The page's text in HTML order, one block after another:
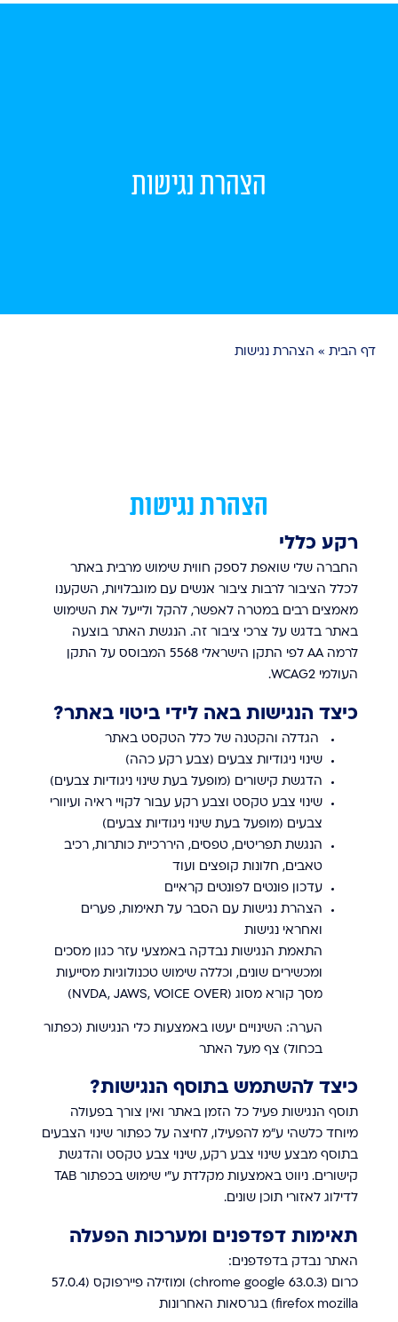
הצהרת נגישות
דף הבית » הצהרת נגישות
הצהרת נגישות
רקע כללי
החברה שלי שואפת לספק חווית שימוש מרבית באתר
לכלל הציבור לרבות ציבור אנשים עם מוגבלויות, השקענו
מאמצים רבים במטרה לאפשר, להקל ולייעל את השימוש
באתר בדגש על צרכי ציבור זה. הנגשת האתר בוצעה
לרמה AA לפי התקן הישראלי 5568 המבוסס על התקן
העולמי WCAG2.
כיצד הנגישות באה לידי ביטוי באתר?
הגדלה והקטנה של כלל הטקסט באתר
שינוי ניגודיות צבעים (צבע רקע כהה)
הדגשת קישורים (מופעל בעת שינוי ניגודיות צבעים)
שינוי צבע טקסט וצבע רקע עבור לקויי ראיה ועיוורי
צבעים (מופעל בעת שינוי ניגודיות צבעים)
הנגשת תפריטים, טפסים, היררכיית כותרות, רכיב
טאבים, חלונות קופצים ועוד
עדכון פונטים לפונטים קראיים
הצהרת נגישות עם הסבר על תאימות, פערים
ואחראי נגישות
התאמת הנגישות נבדקה באמצעי עזר כגון מסכים
ומכשירים שונים, וכללה שימוש טכנולוגיות מסייעות
מסך קורא מסוג (NVDA, JAWS, VOICE OVER)
הערה: השינויים יעשו באמצעות כלי הנגישות (כפתור
בכחול) צף מעל האתר
כיצד להשתמש בתוסף הנגישות?
תוסף הנגישות פעיל כל הזמן באתר ואין צורך בפעולה
מיוחד כלשהי ע"מ להפעילו, לחיצה על כפתור שינוי הצבעים
בתוסף מבצע שינוי צבע רקע, שינוי צבע טקסט והדגשת
קישורים. ניווט באמצעות מקלדת ע"י שימוש בכפתור TAB
לדילוג לאזורי תוכן שונים.
תאימות דפדפנים ומערכות הפעלה
האתר נבדק בדפדפנים:
כרום (63.0.3
chrome google) ומוזילה פיירפוקס (57.0.4
firefox mozilla) בגרסאות האחרונות